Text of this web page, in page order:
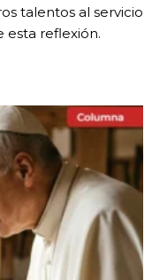
talentos al servicio
esta reflexión.